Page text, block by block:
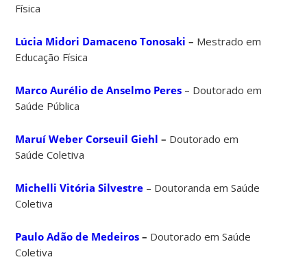
Física
Lúcia Midori Damaceno Tonosaki – Mestrado em
Educação Física
Marco Aurélio de Anselmo Peres – Doutorado em
Saúde Pública
Maruí Weber Corseuil Giehl – Doutorado em
Saúde Coletiva
Michelli Vitória Silvestre – Doutoranda em Saúde
Coletiva
Paulo Adão de Medeiros – Doutorado em Saúde
Coletiva